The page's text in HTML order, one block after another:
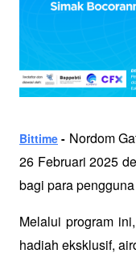
Bittime - Nordom
26 Februari 2025
bagi para
Melalui program
hadiah eksklusif,